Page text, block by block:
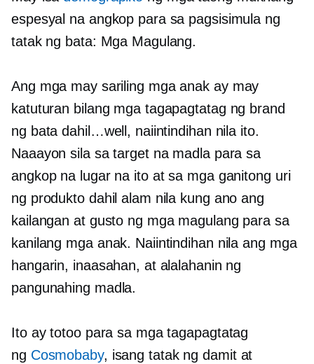
espesyal na angkop para sa pagsisimula ng
tatak ng bata: Mga Magulang.
Ang mga may sariling mga anak ay may
katuturan bilang mga tagapagtatag ng brand
ng bata dahil…well, naiintindihan nila ito.
Naaayon sila sa target na madla para sa
angkop na lugar na ito at sa mga ganitong uri
ng produkto dahil alam nila kung ano ang
kailangan at gusto ng mga magulang para sa
kanilang mga anak. Naiintindihan nila ang mga
hangarin, inaasahan, at alalahanin ng
pangunahing madla.
Ito ay totoo para sa mga tagapagtatag
ng Cosmobaby, isang tatak ng damit at